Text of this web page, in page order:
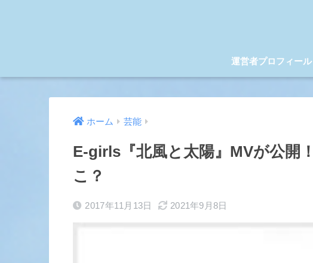
運営者プロフィール
ホーム 芸能
E-girls『北風と太陽』MVが公開
こ？
2017年11月13日 2021年9月8日